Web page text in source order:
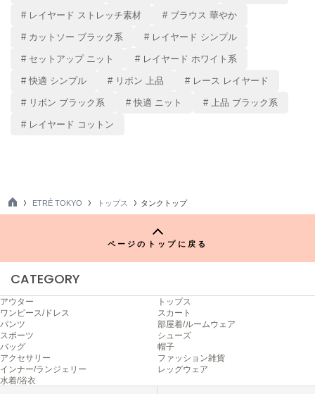
ルコックスポルティフ
LeSportsac
LILY BROWN
LILY BROWN Lingerie
ミチュ コケット
MIESROHE
ミースロエ
miies miim
ミーエスミーム
Mila Owen
# レイヤード ストレッチ素材 # ブラウス 華やか
# カットソー ブラック系 # レイヤード シンプル
# セットアップ ニット # レイヤード ホワイト系
# 快適 シンプル # リボン 上品 # レース レイヤード
# リボン ブラック系 # 快適 ニット # 上品 ブラック系
# レイヤード コットン
TO
ETRÉ TOKYO トップス タンクトップ
ページのトップに戻る
CATEGORY
アウター
トップス
ワンピース/ドレス
スカート
パンツ
部屋着/ルームウェア
スポーツ
シューズ
バッグ
帽子
アクセサリー
ファッション雑貨
インナー/ランジェリー
レッグウェア
水着/浴衣